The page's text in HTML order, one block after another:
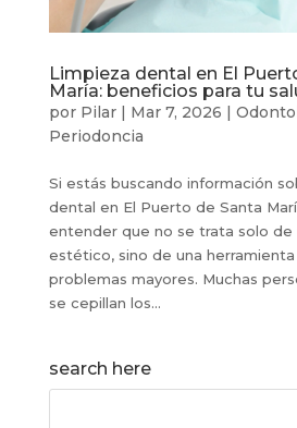
Limpieza dental en El
María: beneficios para tu
por Pilar| Mar 7, 2026 |
Periodoncia
Si estás buscando información
dental en El Puerto de Santa
entender que no se trata solo
estético, sino de una
problemas mayores. Muchas
se cepillan los...
search here